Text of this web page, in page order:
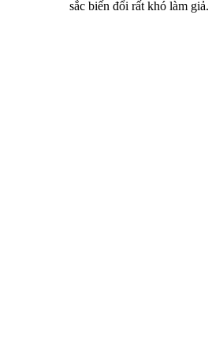
sắc biến đổi rất khó làm giả.